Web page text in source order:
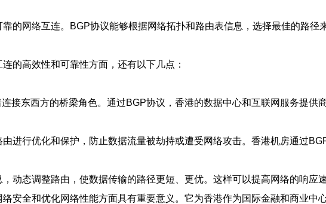
的网络互连。BGP协议能够根据网络拓扑和路由表信息，选择最佳的路
的高效性和可靠性方面，还有以下几点：
接东西方的桥梁角色。通过BGP协议，香港的数据中心和互联网服务提供
进行优化和保护，防止数据流量被劫持或遭受网络攻击。香港机房通过
动态调整路由，使数据传输的路径更短、更优。这样可以提高网络的响应
安全和优化网络性能方面具有重要意义。它为香港作为国际金融和商业